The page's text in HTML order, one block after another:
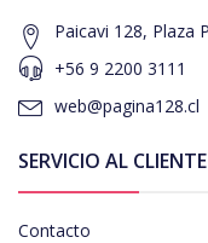
Paicavi 128, Plaza
+56 9 2200 3111
web@pagina128.cl
SERVICIO AL CLIENTE
Contacto